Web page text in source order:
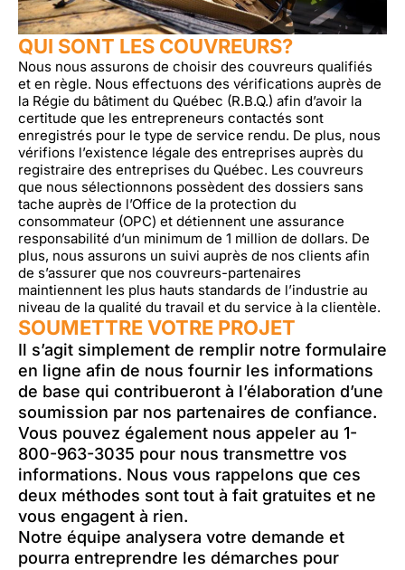
QUI SONT LES COUVREURS?
Nous nous assurons de choisir des couvreurs qualifiés
et en règle. Nous effectuons des vérifications auprès de
la Régie du bâtiment du Québec (R.B.Q.) afin d’avoir la
certitude que les entrepreneurs contactés sont
enregistrés pour le type de service rendu. De plus, nous
vérifions l’existence légale des entreprises auprès du
registraire des entreprises du Québec. Les couvreurs
que nous sélectionnons possèdent des dossiers sans
tache auprès de l’Office de la protection du
consommateur (OPC) et détiennent une assurance
responsabilité d’un minimum de 1 million de dollars. De
plus, nous assurons un suivi auprès de nos clients afin
de s’assurer que nos couvreurs-partenaires
maintiennent les plus hauts standards de l’industrie au
niveau de la qualité du travail et du service à la clientèle.
SOUMETTRE VOTRE PROJET
Il s’agit simplement de remplir notre formulaire
en ligne afin de nous fournir les informations
de base qui contribueront à l’élaboration d’une
soumission par nos partenaires de confiance.
Vous pouvez également nous appeler au 1-
800-963-3035 pour nous transmettre vos
informations. Nous vous rappelons que ces
deux méthodes sont tout à fait gratuites et ne
vous engagent à rien.
Notre équipe analysera votre demande et
pourra entreprendre les démarches pour